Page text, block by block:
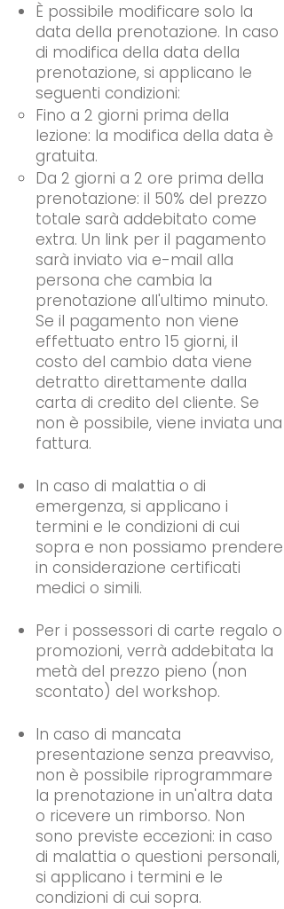
È possibile modificare solo la
data della prenotazione. In caso
di modifica della data della
prenotazione, si applicano le
seguenti condizioni:
Fino a 2 giorni prima della
lezione: la modifica della data è
gratuita.
Da 2 giorni a 2 ore prima della
prenotazione: il 50% del prezzo
totale sarà addebitato come
extra. Un link per il pagamento
sarà inviato via e-mail alla
persona che cambia la
prenotazione all'ultimo minuto.
Se il pagamento non viene
effettuato entro 15 giorni, il
costo del cambio data viene
detratto direttamente dalla
carta di credito del cliente. Se
non è possibile, viene inviata una
fattura.
In caso di malattia o di
emergenza, si applicano i
termini e le condizioni di cui
sopra e non possiamo prendere
in considerazione certificati
medici o simili.
Per i possessori di carte regalo o
promozioni, verrà addebitata la
metà del prezzo pieno (non
scontato) del workshop.
In caso di mancata
presentazione senza preavviso,
non è possibile riprogrammare
la prenotazione in un'altra data
o ricevere un rimborso. Non
sono previste eccezioni: in caso
di malattia o questioni personali,
si applicano i termini e le
condizioni di cui sopra.